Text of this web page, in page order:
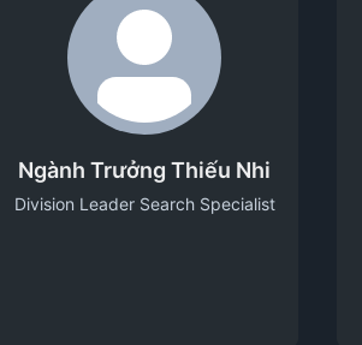
Ngành Trưởng Thiếu Nhi
Division Leader Search Specialist